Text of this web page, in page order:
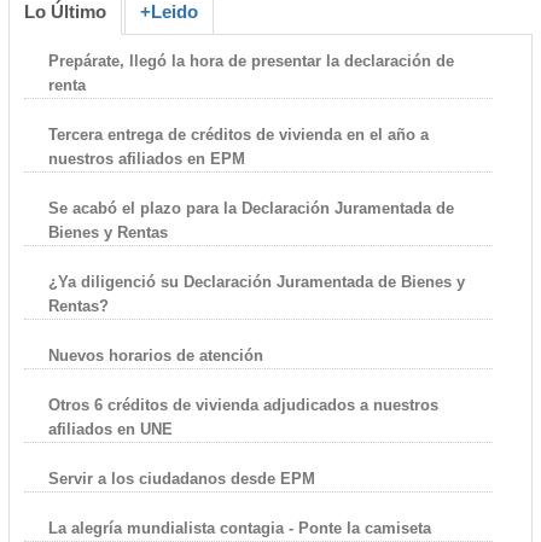
Lo Último +Leido
Prepárate, llegó la hora de presentar la declaración de
renta
Tercera entrega de créditos de vivienda en el año a
nuestros afiliados en EPM
Se acabó el plazo para la Declaración Juramentada de
Bienes y Rentas
¿Ya diligenció su Declaración Juramentada de Bienes y
Rentas?
Nuevos horarios de atención
Otros 6 créditos de vivienda adjudicados a nuestros
afiliados en UNE
Servir a los ciudadanos desde EPM
La alegría mundialista contagia - Ponte la camiseta